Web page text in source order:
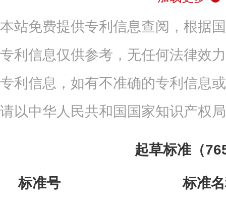
本站免费提供专利信息查阅，根据
专利信息仅供参考，无任何法律效
专利信息，如有不准确的专利信息
请以中华人民共和国国家知识产权
起草标准（
标准号
标准